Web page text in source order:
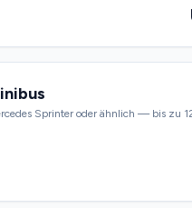
Sprinter oder ähnlich — bis zu